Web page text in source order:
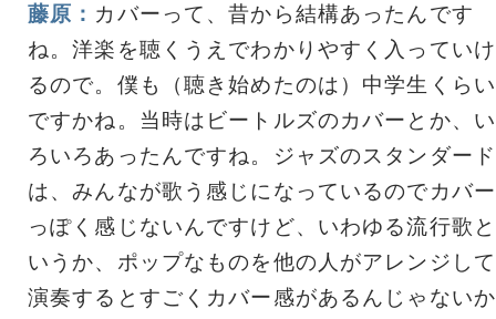
藤原： カバーって、昔から結構あったんです
ね。洋楽を聴くうえでわかりやすく入っていけ
るので。僕も（聴き始めたのは）中学生くらい
ですかね。当時はビートルズのカバーとか、い
ろいろあったんですね。ジャズのスタンダード
は、みんなが歌う感じになっているのでカバー
っぽく感じないんですけど、いわゆる流行歌と
いうか、ポップなものを他の人がアレンジして
演奏するとすごくカバー感があるんじゃないか